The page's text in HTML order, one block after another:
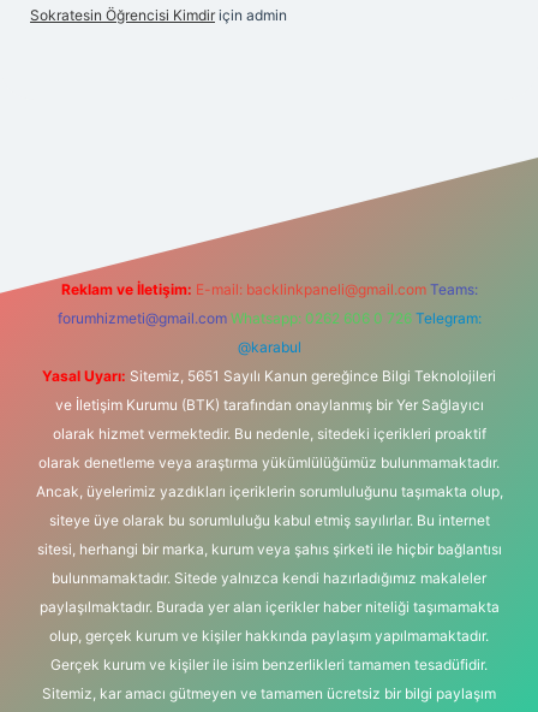
Sokratesin Öğrencisi Kimdir için admin
Reklam ve İletişim: E-mail: backlinkpaneli@gmail.com Teams:
forumhizmeti@gmail.com Whatsapp: 0262 606 0 726 Telegram:
@karabul
Yasal Uyarı: Sitemiz, 5651 Sayılı Kanun gereğince Bilgi Teknolojileri
ve İletişim Kurumu (BTK) tarafından onaylanmış bir Yer Sağlayıcı
olarak hizmet vermektedir. Bu nedenle, sitedeki içerikleri proaktif
olarak denetleme veya araştırma yükümlülüğümüz bulunmamaktadır.
Ancak, üyelerimiz yazdıkları içeriklerin sorumluluğunu taşımakta olup,
siteye üye olarak bu sorumluluğu kabul etmiş sayılırlar. Bu internet
sitesi, herhangi bir marka, kurum veya şahıs şirketi ile hiçbir bağlantısı
bulunmamaktadır. Sitede yalnızca kendi hazırladığımız makaleler
paylaşılmaktadır. Burada yer alan içerikler haber niteliği taşımamakta
olup, gerçek kurum ve kişiler hakkında paylaşım yapılmamaktadır.
Gerçek kurum ve kişiler ile isim benzerlikleri tamamen tesadüfidir.
Sitemiz, kar amacı gütmeyen ve tamamen ücretsiz bir bilgi paylaşım